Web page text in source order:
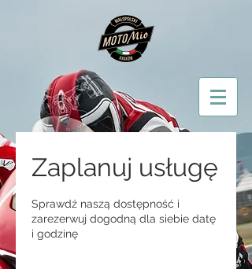
Zaplanuj usługę
Sprawdź naszą dostępność i
zarezerwuj dogodną dla siebie datę
i godzinę